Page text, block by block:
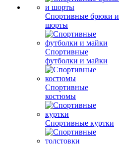
Спортивные брюки и
шорты
Спортивные
футболки и майки
Спортивные
костюмы
Спортивные куртки